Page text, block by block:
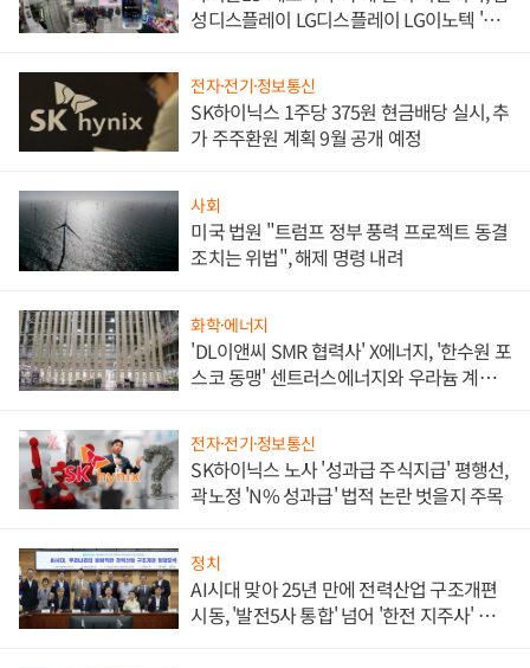
성디스플레이 LG디스플레이 LG이노텍 '탈
전자·전기·정보통신
SK하이닉스 1주당 375원 현금배당 실시, 추
가 주주환원 계획 9월 공개 예정
사회
미국 법원 "트럼프 정부 풍력 프로젝트 동결
조치는 위법", 해제 명령 내려
화학·에너지
'DL이앤씨 SMR 협력사' X에너지, '한수원 포
스코 동맹' 센트러스에너지와 우라늄 계약
전자·전기·정보통신
SK하이닉스 노사 '성과급 주식지급' 평행선,
곽노정 'N% 성과급' 법적 논란 벗을지 주목
정치
AI시대 맞아 25년 만에 전력산업 구조개편
시동, '발전5사 통합' 넘어 '한전 지주사' 재편